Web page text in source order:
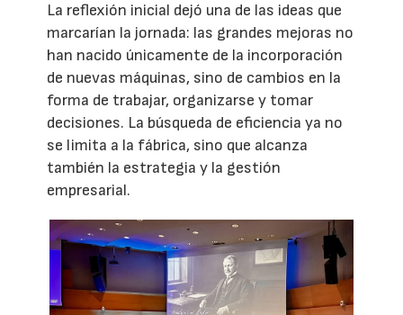
La reflexión inicial dejó una de las ideas que
marcarían la jornada: las grandes mejoras no
han nacido únicamente de la incorporación
de nuevas máquinas, sino de cambios en la
forma de trabajar, organizarse y tomar
decisiones. La búsqueda de eficiencia ya no
se limita a la fábrica, sino que alcanza
también la estrategia y la gestión
empresarial.